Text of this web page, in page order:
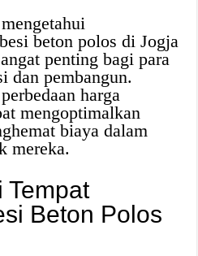
beton polos di Jogja
penting bagi para
dan pembangun.
harga
mengoptimalkan
biaya dalam
mereka.
Tempat
Beton Polos